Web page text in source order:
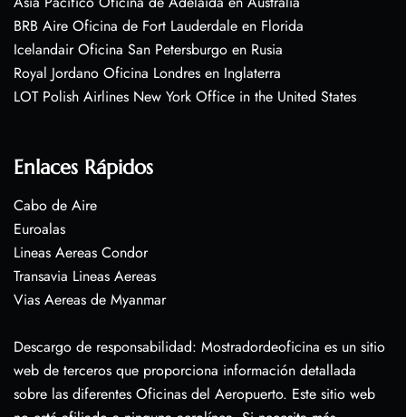
BRB Aire Oficina de Fort Lauderdale en Florida
Icelandair Oficina San Petersburgo en Rusia
Royal Jordano Oficina Londres en Inglaterra
LOT Polish Airlines New York Office in the United States
Enlaces Rápidos
Cabo de Aire
Euroalas
Lineas Aereas Condor
Transavia Lineas Aereas
Vias Aereas de Myanmar
Descargo de responsabilidad: Mostradordeoficina es un sitio
web de terceros que proporciona información detallada
sobre las diferentes Oficinas del Aeropuerto. Este sitio web